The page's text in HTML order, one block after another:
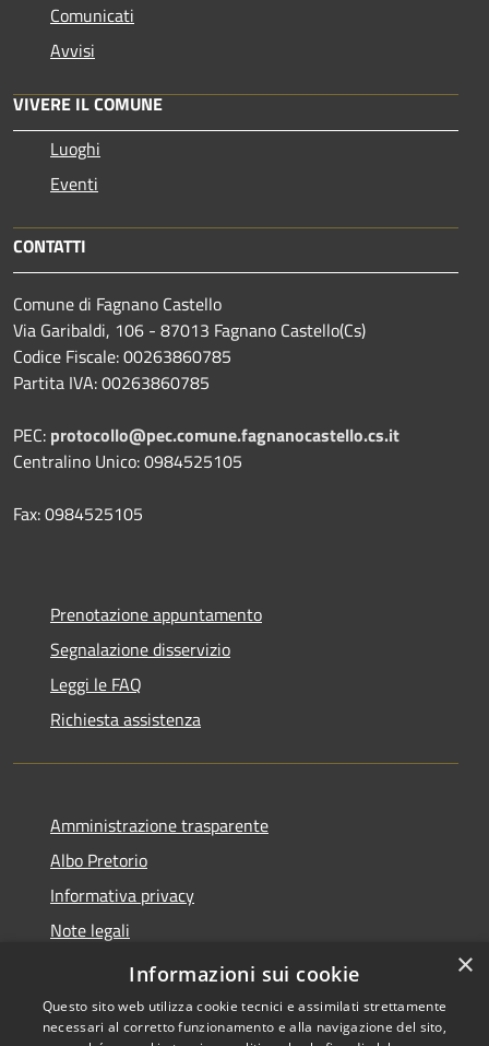
Comunicati
Avvisi
VIVERE IL COMUNE
Luoghi
Eventi
CONTATTI
Comune di Fagnano Castello
Via Garibaldi, 106 - 87013 Fagnano Castello(Cs)
Codice Fiscale: 00263860785
Partita IVA: 00263860785
PEC: protocollo@pec.comune.fagnanocastello.cs.it
Centralino Unico: 0984525105
Fax: 0984525105
Prenotazione appuntamento
Segnalazione disservizio
Leggi le FAQ
Richiesta assistenza
Amministrazione trasparente
Albo Pretorio
Informativa privacy
Note legali
Dichiarazione di accessibilità
×
Informazioni sui cookie
Questo sito web utilizza cookie tecnici e assimilati strettamente
necessari al corretto funzionamento e alla navigazione del sito,